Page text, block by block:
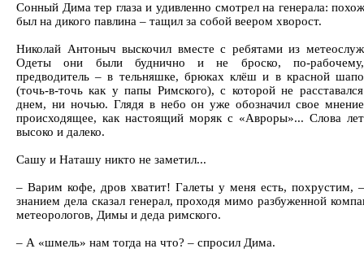
Сонный Дима тер глаза и удивленно смотрел на генерала:
был на дикого павлина – тащил за собой веером хворост.
Николай Антоныч выскочил вместе с ребятами из
Одеты они были буднично и не броско, по-
предводитель – в тельняшке, брюках клёш и в красной
(точь-в-точь как у папы Римского), с которой не
днем, ни ночью. Глядя в небо он уже обозначил свое
происходящее, как настоящий моряк с «Авроры»... Слова
высоко и далеко.
Сашу и Наташу никто не заметил...
– Варим кофе, дров хватит! Галеты у меня есть, похрустим,
знанием дела сказал генерал, проходя мимо разбуженной
метеорологов, Димы и деда римского.
– А «шмель» нам тогда на что? – спросил Дима.